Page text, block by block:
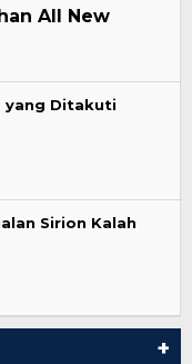
All New
yang Ditakuti
Sirion Kalah
+